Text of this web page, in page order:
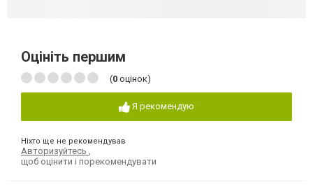
Оцініть першим
(0 оцінок)
Я рекомендую
Ніхто ще не рекомендував
Авторизуйтесь
щоб оцінити і порекомендувати